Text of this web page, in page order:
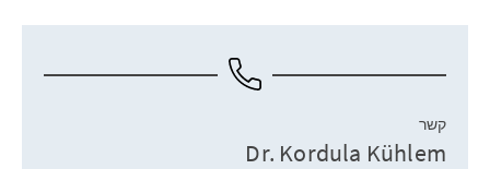
קשר
Dr. Kordula Kühlem